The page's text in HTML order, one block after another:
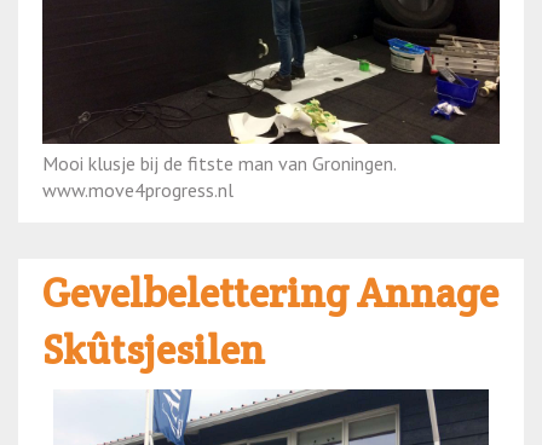
Mooi klusje bij de fitste man van Groningen.
www.move4progress.nl
Gevel­belettering Annage
Skûtsjesilen